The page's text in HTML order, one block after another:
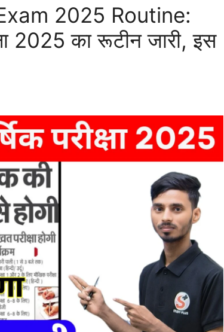
2025 Routine:
2025 का रूटीन जारी, इस